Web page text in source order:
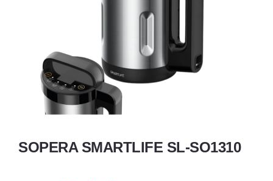
SOPERA SMARTLIFE SL-SO1310